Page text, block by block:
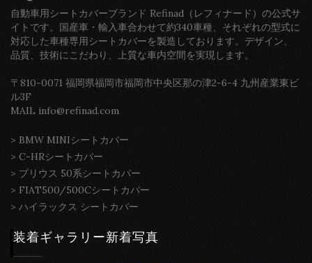
自動車用シートカバーブランド Refinad（レフィナード）の公式サ
イトです。国産車・輸入車合わせて約340車種、それぞれの型式に
対応した車種専用シートカバーを製造しております。デザイン、
品質、技術にこだわり、上質な車内空間を実現します。
〒810-0071 福岡県福岡市福岡市中央区那の津2-6-4 九州産業東ビ
ル3F
MAIL info@refinad.com
> BMW MINIシートカバー
> C-HRシートカバー
> プリウス 50系シートカバー
> FIAT500/500Cシートカバー
> ハイラックス シートカバー
装着ギャラリー新着写真